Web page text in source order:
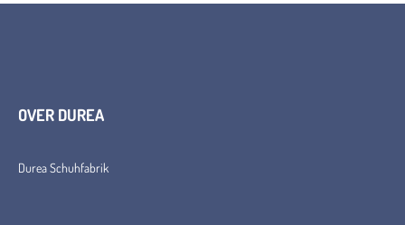
OVER DUREA
Durea Schuhfabrik